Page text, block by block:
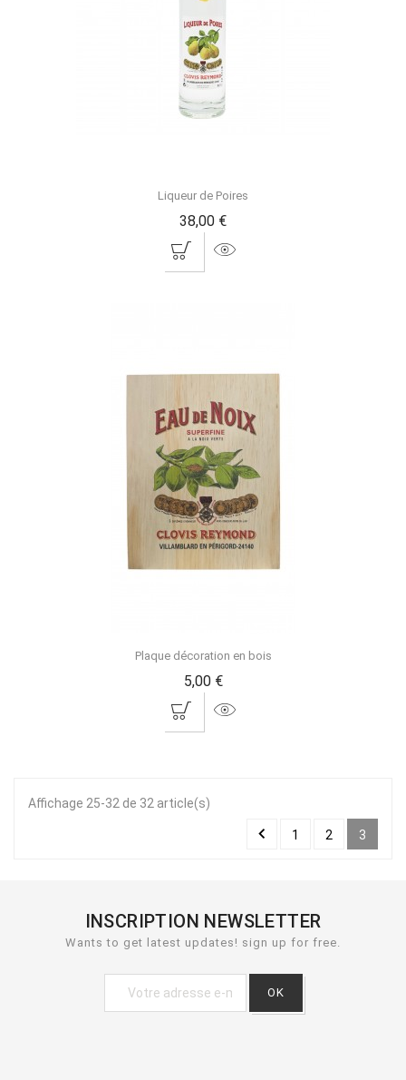
Liqueur de Poires
38,00 €
Plaque décoration en bois
5,00 €
Affichage 25-32 de 32 article(s)
 1 2 3
INSCRIPTION NEWSLETTER
Wants to get latest updates! sign up for free.